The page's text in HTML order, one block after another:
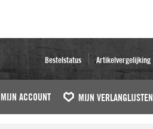
Bestelstatus Artikelvergelijking
MIJN ACCOUNT MIJN VERLANGLIJSTEN